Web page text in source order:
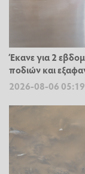
Έκανε για 2
ποδιών και
2026-08-06